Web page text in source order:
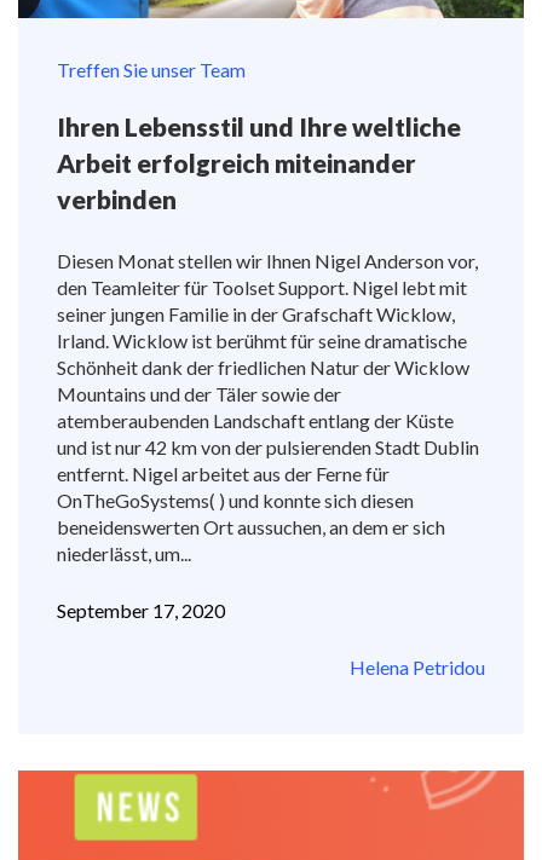
Treffen Sie unser Team
Ihren Lebensstil und Ihre weltliche
Arbeit erfolgreich miteinander
verbinden
Diesen Monat stellen wir Ihnen Nigel Anderson vor,
den Teamleiter für Toolset Support. Nigel lebt mit
seiner jungen Familie in der Grafschaft Wicklow,
Irland. Wicklow ist berühmt für seine dramatische
Schönheit dank der friedlichen Natur der Wicklow
Mountains und der Täler sowie der
atemberaubenden Landschaft entlang der Küste
und ist nur 42 km von der pulsierenden Stadt Dublin
entfernt. Nigel arbeitet aus der Ferne für
OnTheGoSystems( ) und konnte sich diesen
beneidenswerten Ort aussuchen, an dem er sich
niederlässt, um...
September 17, 2020
Helena Petridou